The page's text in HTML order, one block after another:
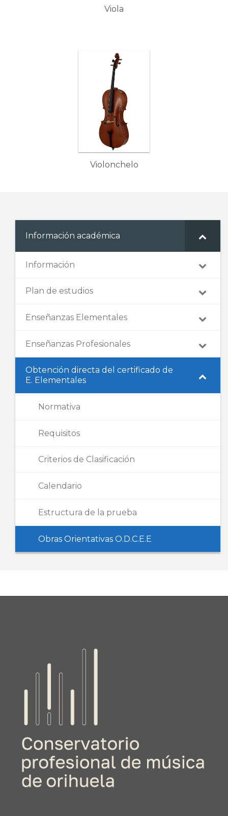
Viola
Violonchelo
Información académica
Información
Plan de estudios
Enseñanzas Elementales
Enseñanzas Profesionales
Obtención directa del certificado de
E. Elementales
Normativa
Requisitos
Criterios de Clasificación
Calendario
Estructura de la prueba
Obras Orientativas O.D.C.E.E